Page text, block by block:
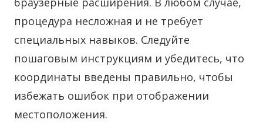
процедура несложная и не требует
специальных навыков. Следуйте
пошаговым инструкциям и убедитесь, что
координаты введены правильно, чтобы
избежать ошибок при отображении
местоположения.